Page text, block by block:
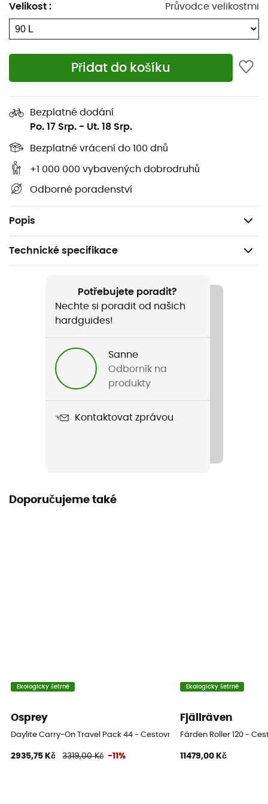
Velikost : Průvodce velikostmi
Přidat do košíku
Bezplatné dodání
Po. 17 Srp. - Ut. 18 Srp.
Bezplatné vrácení do 100 dnů
+1 000 000 vybavených dobrodruhů
Odborné poradenství
Popis
Přední zip
Horní rukojeť
Ukládací rukojeť, lehké rolování
Vyměnitelná kolečka
Zvýšená základna
Zpevněné hrany
Možnost uzamknutí jezdců zipu zámkem TSA
Hmotnost: 3 950 g
Technické specifikace
Název produktu
Rotuma 90
Kompatibilní s příručním zavazadlem
Potřebujete poradit?
Nechte si poradit od našich
hardguides!
Sanne
Odborník na
produkty
Kontaktovat zprávou
Doporučujeme také
Ekologicky šetrné
Osprey
Daylite Carry-On Travel Pack 44 - Cestovní kufry
2935,75 Kč 3319,00 Kč -11%
Ekologicky šetrné
Fjällräven
Färden Roller 120 -
11479,00 Kč